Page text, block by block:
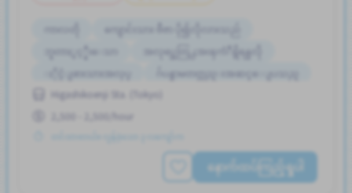
ကျောင်းသား ဗီဇာ ပို၍လိုလားသည်
ဘူတာႏွင့္နီးေသာ
အလုပ္အေတြ႕အၾကံဳရွိရန္မလို
ႏိုင္ငံျခားသားအလုပ္
ဂ်ပန္စာမတတ္လည္းအဆင္ေျပသည္
Higashikoenji Sta. (Tokyo)
2,500 - 2,500/hour
နောက်ထပ်ကြည့်ရှုပါ